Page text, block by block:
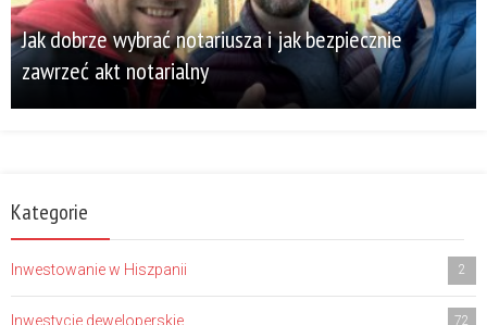
Jak dobrze wybrać notariusza i jak bezpiecznie
zawrzeć akt notarialny
Kategorie
Inwestowanie w Hiszpanii 2
Inwestycje deweloperskie 72